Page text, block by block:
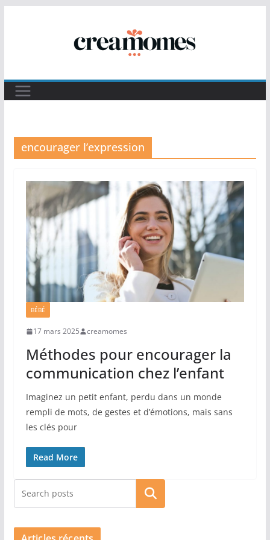
encourager l’expression
BÉBÉ
17 mars 2025 creamomes
Méthodes pour encourager la
communication chez l’enfant
Imaginez un petit enfant, perdu dans un monde
rempli de mots, de gestes et d’émotions, mais sans
les clés pour
Read More
Rechercher